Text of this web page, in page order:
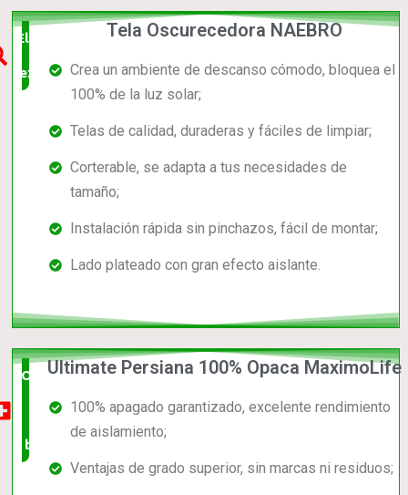
Elección
experta
Tela Oscurecedora NAEBRO
Crea un ambiente de descanso cómodo, bloquea el
100% de la luz solar;
Telas de calidad, duraderas y fáciles de limpiar;
Corterable, se adapta a tus necesidades de
tamaño;
Instalación rápida sin pinchazos, fácil de montar;
Lado plateado con gran efecto aislante.
Opción
muy
buena
Ultimate Persiana 100% Opaca MaximoLife
100% apagado garantizado, excelente rendimiento
de aislamiento;
Ventajas de grado superior, sin marcas ni residuos;